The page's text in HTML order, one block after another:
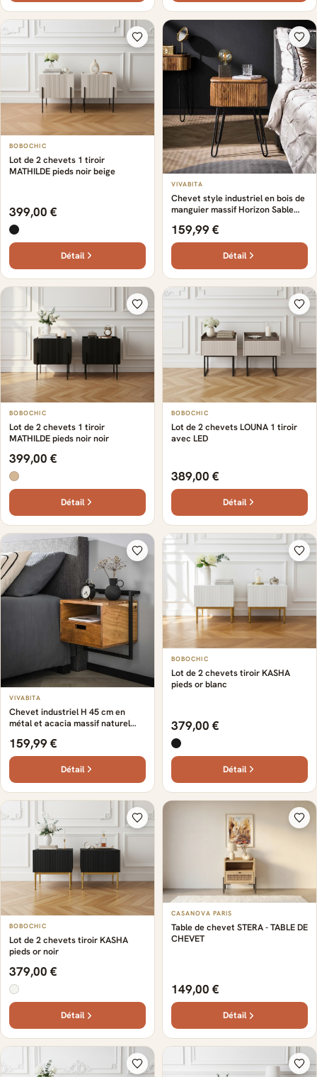
BOBOCHIC
Lot de 2 chevets 1 tiroir
MATHILDE pieds noir beige
399,00 €
Détail
VIVABITA
Chevet style industriel en bois de
manguier massif Horizon Sable
unie
159,99 €
Détail
BOBOCHIC
Lot de 2 chevets 1 tiroir
MATHILDE pieds noir noir
399,00 €
Détail
BOBOCHIC
Lot de 2 chevets LOUNA 1 tiroir
avec LED
389,00 €
Détail
VIVABITA
Chevet industriel H 45 cm en
métal et acacia massif naturel
159,99 €
Détail
BOBOCHIC
Lot de 2 chevets tiroir KASHA
pieds or blanc
379,00 €
Détail
BOBOCHIC
Lot de 2 chevets tiroir KASHA
pieds or noir
379,00 €
Détail
CASANOVA PARIS
Table de chevet STERA - TABLE DE
CHEVET
149,00 €
Détail